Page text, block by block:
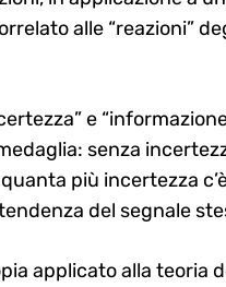
alle “reazioni”
e
senza
più incertezza
del segnale
applicato alla teoria